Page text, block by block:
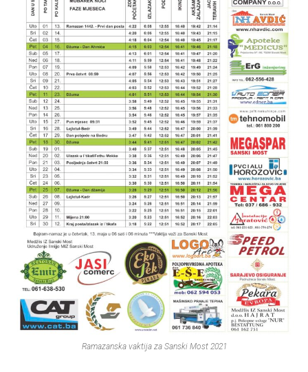
Ramazanska vaktija za Sanski Most 2021